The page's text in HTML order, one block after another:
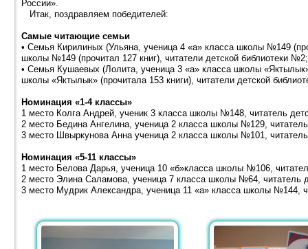
России».
Итак, поздравляем победителей:
Самые читающие семьи
• Семья Кирилиных (Ульяна, ученица 4 «а» класса школы №149
школы №149 (прочитал 127 книг), читатели детской библиотеки №2;
• Семья Кушаевых (Лолита, ученица 3 «а» класса школы
школы «Яктылык» (прочитала 153 книги), читатели детской
Номинация «1-4 классы»
1 место Колга Андрей, ученик 3 класса школы №148, читатель
2 место Бедина Ангелина, ученица 2 класса школы №129,
3 место Швыркунова Анна ученица 2 класса школы №101,
Номинация «5-11 классы»
1 место Белова Дарья, ученица 10 «б»класса школы №106,
2 место Элина Саламова, ученица 7 класса школы №64, читатель
3 место Мудрик Александра, ученица 11 «а» класса школы №144,